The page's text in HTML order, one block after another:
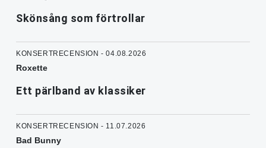
Skönsång som förtrollar
KONSERTRECENSION - 04.08.2026
Roxette
Ett pärlband av klassiker
KONSERTRECENSION - 11.07.2026
Bad Bunny